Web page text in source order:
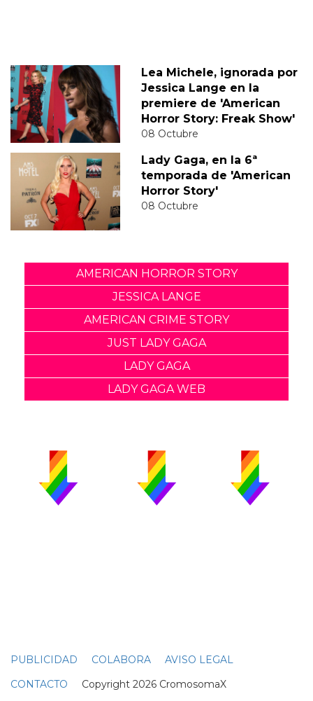
Lea Michele, ignorada por
Jessica Lange en la
premiere de 'American
Horror Story: Freak Show'
08 Octubre
Lady Gaga, en la 6ª
temporada de 'American
Horror Story'
08 Octubre
AMERICAN HORROR STORY
JESSICA LANGE
AMERICAN CRIME STORY
JUST LADY GAGA
LADY GAGA
LADY GAGA WEB
PUBLICIDAD COLABORA
AVISO LEGAL
CONTACTO Copyright 2026 CromosomaX